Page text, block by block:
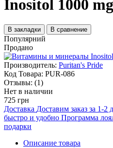
Inositol 1000
В закладки В сравнение
Популярний
Продано
Производитель: Puritan's Pride
Код Товара: PUR-086
Отзывы: (1)
Нет в наличии
725 грн
Доставка Доставим заказ за 1-2
быстро и удобно Программа
подарки
Описание товара